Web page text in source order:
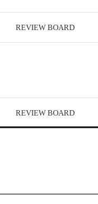
REVIEW BOARD
REVIEW BOARD